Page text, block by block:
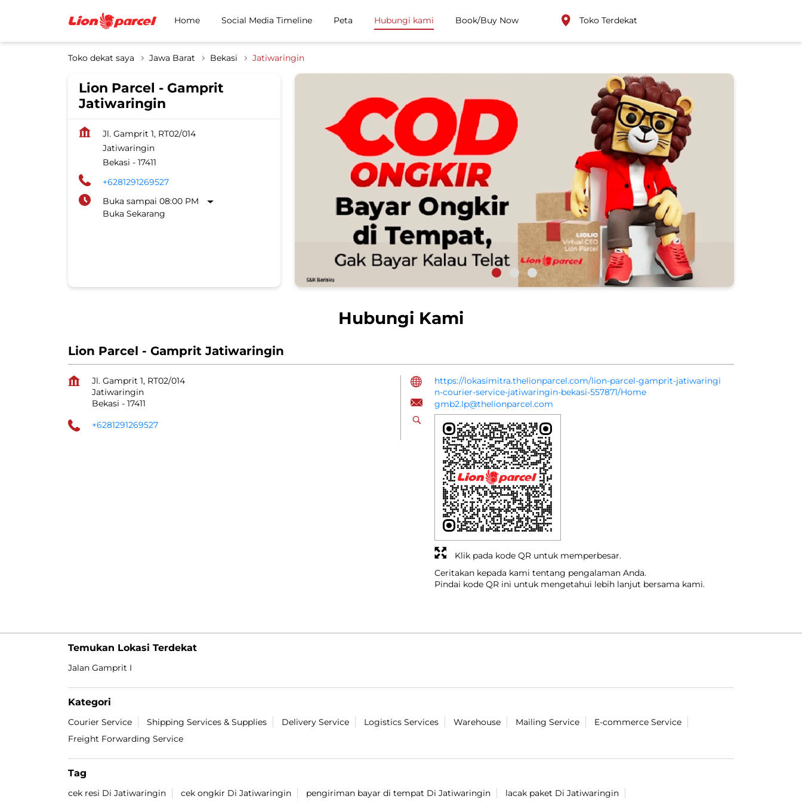
Home Social Media Timeline Peta Hubungi kami Book/Buy Now Toko Terdekat
Toko dekat saya Jawa Barat Bekasi Jatiwaringin
Lion Parcel - Gamprit
Jatiwaringin
Jl. Gamprit 1, RT02/014
Jatiwaringin
Bekasi - 17411
+6281291269527
Buka sampai 08:00 PM
Buka Sekarang
Hubungi Kami
Lion Parcel - Gamprit Jatiwaringin
Jl. Gamprit 1, RT02/014
Jatiwaringin
Bekasi - 17411
+6281291269527
https://lokasimitra.thelionparcel.com/lion-parcel-gamprit-jatiwaringi
n-courier-service-jatiwaringin-bekasi-557871/Home
gmb2.lp@thelionparcel.com
Ceritakan kepada kami tentang pengalaman Anda.
Pindai kode QR ini untuk mengetahui lebih lanjut bersama kami.
Klik pada kode QR untuk memperbesar.
Temukan Lokasi Terdekat
Jalan Gamprit I
Kategori
Courier Service Shipping Services & Supplies Delivery Service Logistics Services Warehouse Mailing Service
E-commerce Service
Freight Forwarding Service
Tag
cek resi Di Jatiwaringin cek ongkir Di Jatiwaringin pengiriman bayar di tempat Di Jatiwaringin lacak paket Di Jatiwaringin